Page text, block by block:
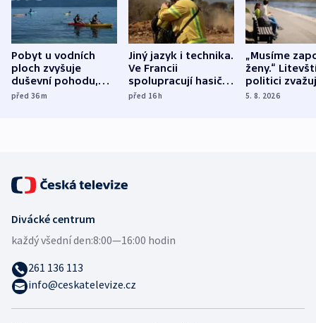
Pobyt u vodních
ploch zvyšuje
duševní pohodu,
ukázala
před 36m
Jiný jazyk i technika.
Ve Francii
spolupracují hasiči z
různých zemí
před 16h
„Musíme
ženy.“
politici
dohodu o
5. 8. 2026
Divácké centrum
každý všední den:8:00—16:00 hodin
261 136 113
info@ceskatelevize.cz